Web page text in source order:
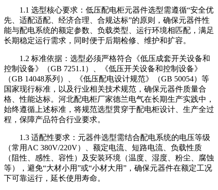
1.1 选型核心要求：低压配电柜元器件选型需遵循“安全优
先、适配适配、经济合理、合规达标”的原则，确保元器件性
能与配电系统的额定参数、负载类型、运行环境相匹配，满足
长期稳定运行需求，同时便于后期检修、维护和扩容。
1.2 标准依据：选型必须严格符合《低压成套开关设备和
控制设备》（GB 7251.1）、《低压开关设备和控制设备》
（GB 14048系列）、《低压配电设计规范》（GB 50054）等
国家现行标准，以及行业相关技术规范，确保元器件质量合
格、性能达标。河北配电柜厂家德兰电气在长期生产实践中，
始终遵循上述标准，将规范选型贯穿于配电柜设计、生产全过
程，保障产品符合行业要求。
1.3 适配性要求：元器件选型需结合配电系统的电压等级
（常用AC 380V/220V）、额定电流、短路电流、负载性质
（阻性、感性、容性）及安装环境（温度、湿度、粉尘、腐蚀
等），避免“大材小用”或“小材大用”，确保元器件在额定工况
下可靠运行，延长使用寿命。